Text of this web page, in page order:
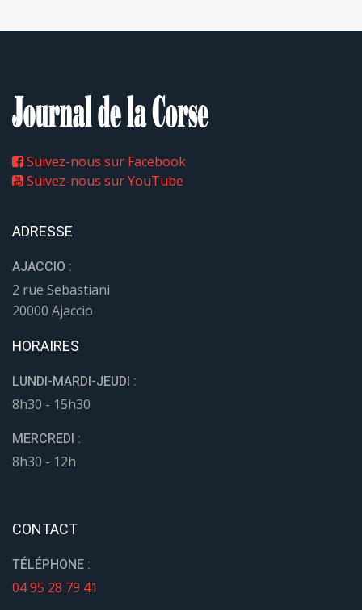
Suivez-nous sur Facebook
Suivez-nous sur YouTube
ADRESSE
AJACCIO :
2 rue Sebastiani
20000 Ajaccio
HORAIRES
LUNDI-MARDI-JEUDI :
8h30 - 15h30
MERCREDI :
8h30 - 12h
CONTACT
TÉLÉPHONE :
04 95 28 79 41